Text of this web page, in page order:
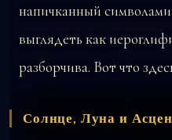
напичканный
выглядеть как
разборчива. Вот что
Солнце, Луна и